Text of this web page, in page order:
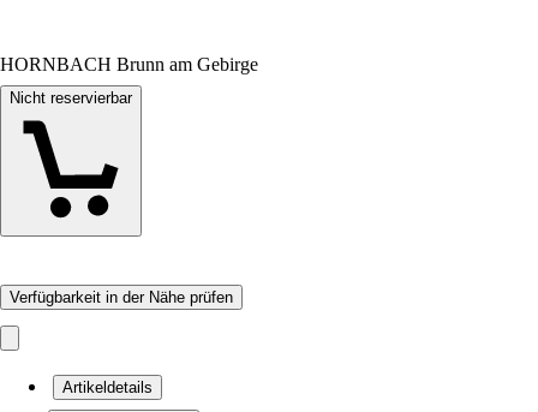
HORNBACH Brunn am Gebirge
Nicht reservierbar
Verfügbarkeit in der Nähe prüfen
Artikeldetails